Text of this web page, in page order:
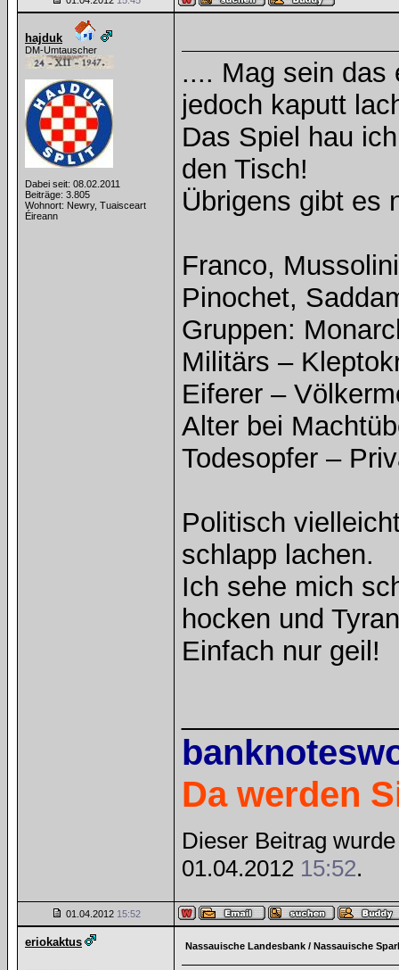
hajduk
DM-Umtauscher
Dabei seit: 08.02.2011
Beiträge: 3.805
Wohnort: Newry, Tuaisceart
Éireann
.... Mag sein das
jedoch kaputt
Das Spiel hau
den Tisch!
Übrigens gibt es
Franco,
Pinochet,
Gruppen:
Militärs –
Eiferer –
Alter bei
Todesopfer –
Politisch
schlapp lachen.
Ich sehe mich
hocken und
Einfach nur geil!
Da werden
Dieser Beitrag
01.04.2012 15:52.
01.04.2012 15:52
eriokaktus Nassauische Landesbank / Nassauische